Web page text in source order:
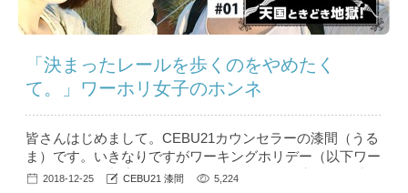
「決まったレールを歩くのをやめたく
て。」ワーホリ女子のホンネ
皆さんはじめまして。CEBU21カウンセラーの漆間（うる
ま）です。いきなりですがワーキングホリデー（以下ワー
ホリ）という制度をご存知でしょうか？海外生活に興味の
2018-12-25 CEBU21 漆間 5,224